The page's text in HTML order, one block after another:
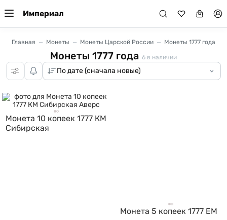
Империал
Главная Монеты Монеты Царской России Монеты 1777 года
Монеты 1777 года 6 в наличии
Монета 10 копеек 1777 КМ
Сибирская
Монета 5 копеек 1777 ЕМ